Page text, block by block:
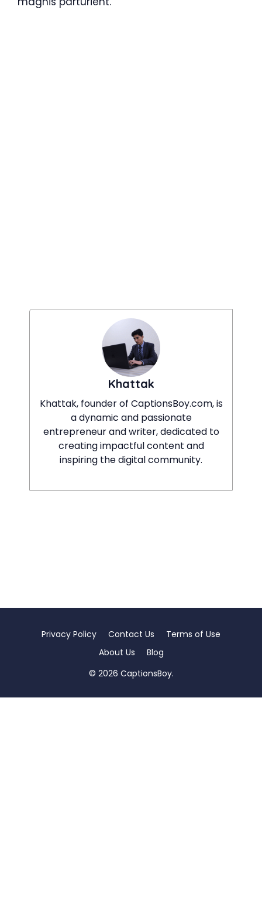
Khattak
Khattak, founder of CaptionsBoy.com, is
a dynamic and passionate
entrepreneur and writer, dedicated to
creating impactful content and
inspiring the digital community.
Privacy Policy Contact Us
Terms of Use
About Us
Blog
© 2026 CaptionsBoy.